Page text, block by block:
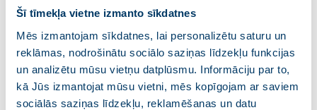
Šī tīmekļa vietne izmanto sīkdatnes
Mēs izmantojam sīkdatnes, lai personalizētu saturu un
reklāmas, nodrošinātu sociālo saziņas līdzekļu funkcijas
un analizētu mūsu vietņu datplūsmu. Informāciju par to,
kā Jūs izmantojat mūsu vietni, mēs kopīgojam ar saviem
sociālās saziņas līdzekļu, reklamēšanas un datu
Vija Poikāne
Rēzeknes valstspilsētas domes deputāte